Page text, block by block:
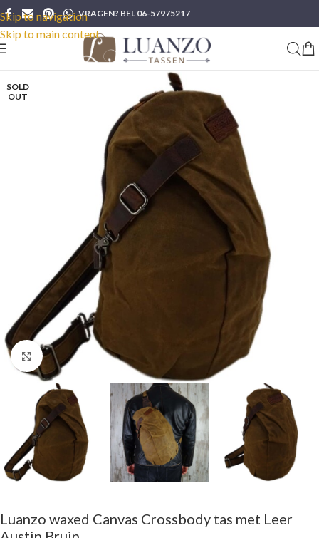
Skip to navigation
Skip to main content
VRAGEN? BEL 06-57975217
SOLD
OUT
Click to enlarge
Luanzo waxed Canvas Crossbody tas met Leer